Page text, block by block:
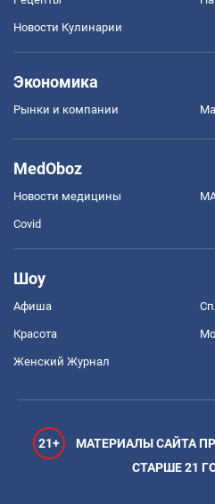
Новости Кулинарии
Экономика
Рынки и компании
MedOboz
Новости медицины
Covid
Шоу
Афиша
Красота
Женский Журнал
21+
МАТЕРИАЛЫ САЙТА
СТАРШЕ 21